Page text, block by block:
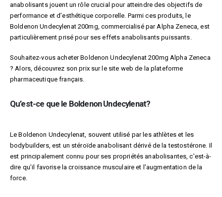
anabolisants jouent un rôle crucial pour atteindre des objectifs de
performance et d’esthétique corporelle. Parmi ces produits, le
Boldenon Undecylenat 200mg, commercialisé par Alpha Zeneca, est
particulièrement prisé pour ses effets anabolisants puissants.
Souhaitez-vous acheter Boldenon Undecylenat 200mg Alpha Zeneca
? Alors, découvrez son prix sur le site web de la plateforme
pharmaceutique français.
Qu’est-ce que le Boldenon Undecylenat?
Le Boldenon Undecylenat, souvent utilisé par les athlètes et les
bodybuilders, est un stéroïde anabolisant dérivé de la testostérone. Il
est principalement connu pour ses propriétés anabolisantes, c’est-à-
dire qu’il favorise la croissance musculaire et l’augmentation de la
force.